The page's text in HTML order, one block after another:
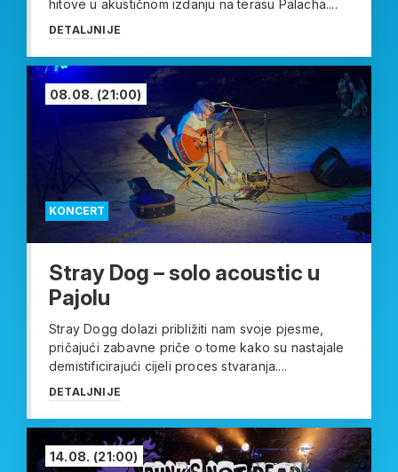
hitove u akustičnom izdanju na terasu Palacha....
DETALJNIJE
KONCERT
08.08. (21:00)
Stray Dog – solo acoustic u
Pajolu
Stray Dogg dolazi približiti nam svoje pjesme,
pričajući zabavne priče o tome kako su nastajale
demistificirajući cijeli proces stvaranja....
DETALJNIJE
14.08. (21:00)